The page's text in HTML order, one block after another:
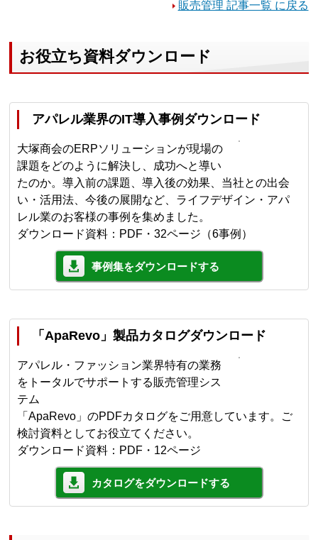
販売管理 記事一覧 に戻る
お役立ち資料ダウンロード
アパレル業界のIT導入事例ダウンロード
大塚商会のERPソリューションが現場の
課題をどのように解決し、成功へと導い
たのか。導入前の課題、導入後の効果、当社との出会
い・活用法、今後の展開など、ライフデザイン・アパ
レル業のお客様の事例を集めました。
ダウンロード資料：PDF・32ページ（6事例）
事例集をダウンロードする
「ApaRevo」製品カタログダウンロード
アパレル・ファッション業界特有の業務
をトータルでサポートする販売管理シス
テム
「ApaRevo」のPDFカタログをご用意しています。ご
検討資料としてお役立てください。
ダウンロード資料：PDF・12ページ
カタログをダウンロードする